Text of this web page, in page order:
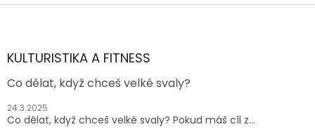
Z
aKULTURISTIKA A FITNESS
Co dělat, když chceš velké svaly?
24.3.2025
Co dělat, když chceš velké svaly? Pokud máš cíl z...